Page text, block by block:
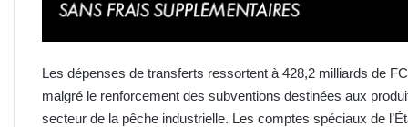
Les dépenses de transferts ressortent à 428,2 milliards de
malgré le renforcement des subventions destinées aux
secteur de la pêche industrielle. Les comptes spéciaux de